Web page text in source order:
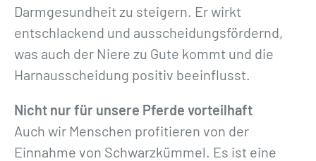
Darmgesundheit zu steigern. Er wirkt
entschlackend und ausscheidungsfördernd,
was auch der Niere zu Gute kommt und die
Harnausscheidung positiv beeinflusst.
Nicht nur für unsere Pferde vorteilhaft
Auch wir Menschen profitieren von der
Einnahme von Schwarzkümmel. Es ist eine